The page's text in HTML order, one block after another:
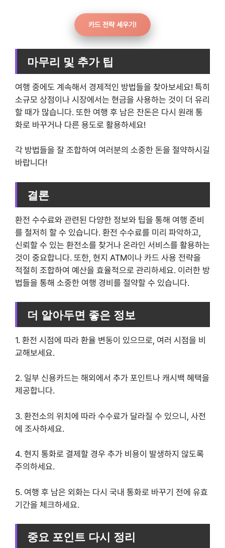
카드 전략 세우기!
마무리 및 추가 팁
여행 중에도 계속해서 경제적인 방법들을 찾아보세요! 특히
소규모 상점이나 시장에서는 현금을 사용하는 것이 더 유리
할 때가 많습니다. 또한 여행 후 남은 잔돈은 다시 원래 통
화로 바꾸거나 다른 용도로 활용하세요!
각 방법들을 잘 조합하여 여러분의 소중한 돈을 절약하시길
바랍니다!
결론
환전 수수료와 관련된 다양한 정보와 팁을 통해 여행 준비
를 철저히 할 수 있습니다. 환전 수수료를 미리 파악하고,
신뢰할 수 있는 환전소를 찾거나 온라인 서비스를 활용하는
것이 중요합니다. 또한, 현지 ATM이나 카드 사용 전략을
적절히 조합하여 예산을 효율적으로 관리하세요. 이러한 방
법들을 통해 소중한 여행 경비를 절약할 수 있습니다.
더 알아두면 좋은 정보
1. 환전 시점에 따라 환율 변동이 있으므로, 여러 시점을 비
교해보세요.
2. 일부 신용카드는 해외에서 추가 포인트나 캐시백 혜택을
제공합니다.
3. 환전소의 위치에 따라 수수료가 달라질 수 있으니, 사전
에 조사하세요.
4. 현지 통화로 결제할 경우 추가 비용이 발생하지 않도록
주의하세요.
5. 여행 후 남은 외화는 다시 국내 통화로 바꾸기 전에 유효
기간을 체크하세요.
중요 포인트 다시 정리